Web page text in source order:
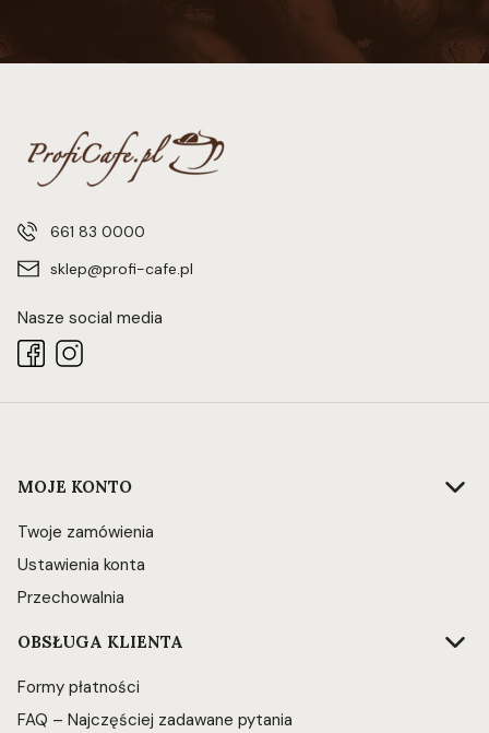
661 83 0000
sklep@profi-cafe.pl
Nasze social media
Linki w stopce
MOJE KONTO
Twoje zamówienia
Ustawienia konta
Przechowalnia
OBSŁUGA KLIENTA
Formy płatności
FAQ – Najczęściej zadawane pytania